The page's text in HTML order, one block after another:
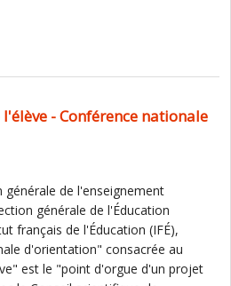
- Conférence nationale
générale de l'enseignement
générale de l'Éducation
français de l'Éducation (IFÉ),
d'orientation" consacrée au
est le "point d'orgue d'un projet